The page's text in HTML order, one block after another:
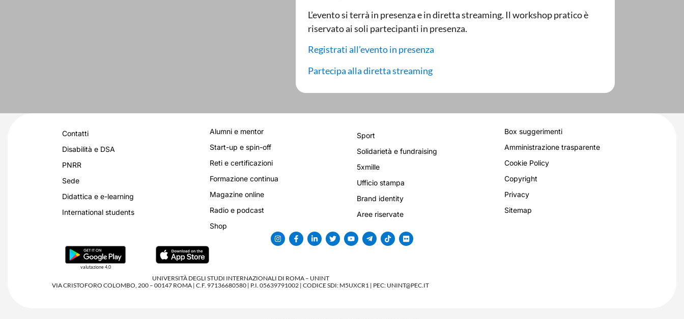
L’evento si terrà in presenza e in diretta streaming. Il workshop pratico è
riservato ai soli partecipanti in presenza.
Registrati all’evento in presenza
Partecipa alla diretta streaming
Contatti
Disabilità e DSA
PNRR
Sede
Didattica e e-learning
International students
Alumni e mentor
Start-up e spin-off
Reti e certificazioni
Formazione continua
Magazine online
Radio e podcast
Shop
Sport
Solidarietà e fundraising
5xmille
Ufficio stampa
Brand identity
Aree riservate
Box suggerimenti
Amministrazione trasparente
Cookie Policy
Copyright
Privacy
Sitemap
valutazione 4,0
UNIVERSITÀ DEGLI STUDI INTERNAZIONALI DI ROMA – UNINT
VIA CRISTOFORO COLOMBO, 200 – 00147 ROMA | C.F. 97136680580 | P.I. 05639791002 | CODICE SDI: M5UXCR1 | PEC: UNINT@PEC.IT